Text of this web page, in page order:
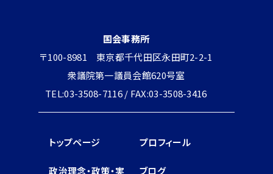
国会事務所
〒100-8981 東京都千代田区永田町2-2-1
衆議院第一議員会館620号室
TEL:03-3508-7116 / FAX:03-3508-3416
トップページ プロフィール
政治理念・政策・実
ブログ